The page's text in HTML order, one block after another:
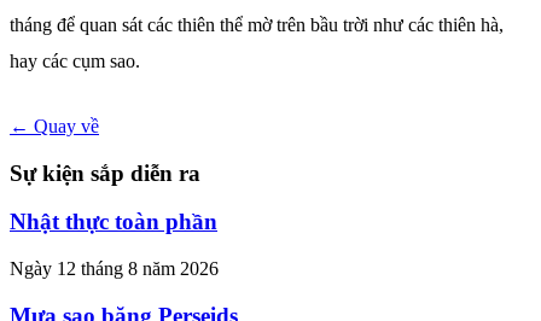
tháng để quan sát các thiên thể mờ trên bầu trời như các thiên hà,
hay các cụm sao.
← Quay về
Sự kiện sắp diễn ra
Nhật thực toàn phần
Ngày 12 tháng 8 năm 2026
Mưa sao băng Perseids